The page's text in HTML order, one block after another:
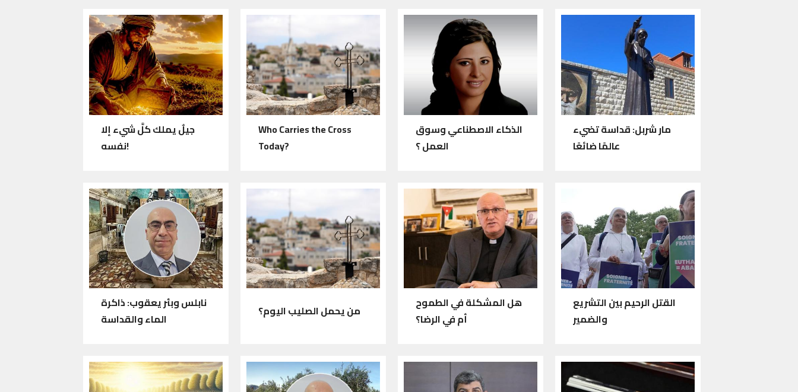
جيلٌ يملك كلَّ شيء إلا
نفسه!
Who Carries the Cross
Today?
الذكاء الاصطناعي وسوق
العمل ؟
مار شربل: قداسة تضيء
عالمًا ضائعًا
نابلس وبئر يعقوب: ذاكرة
الماء والقداسة
من يحمل الصليب اليوم؟
هل المشكلة في الطموح
أم في الرضا؟
القتل الرحيم بين التشريع
والضمير